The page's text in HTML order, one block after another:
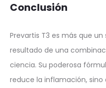
Conclusión
Prevartis T3 es más que
resultado de una
ciencia. Su poderosa
reduce la inflamación,